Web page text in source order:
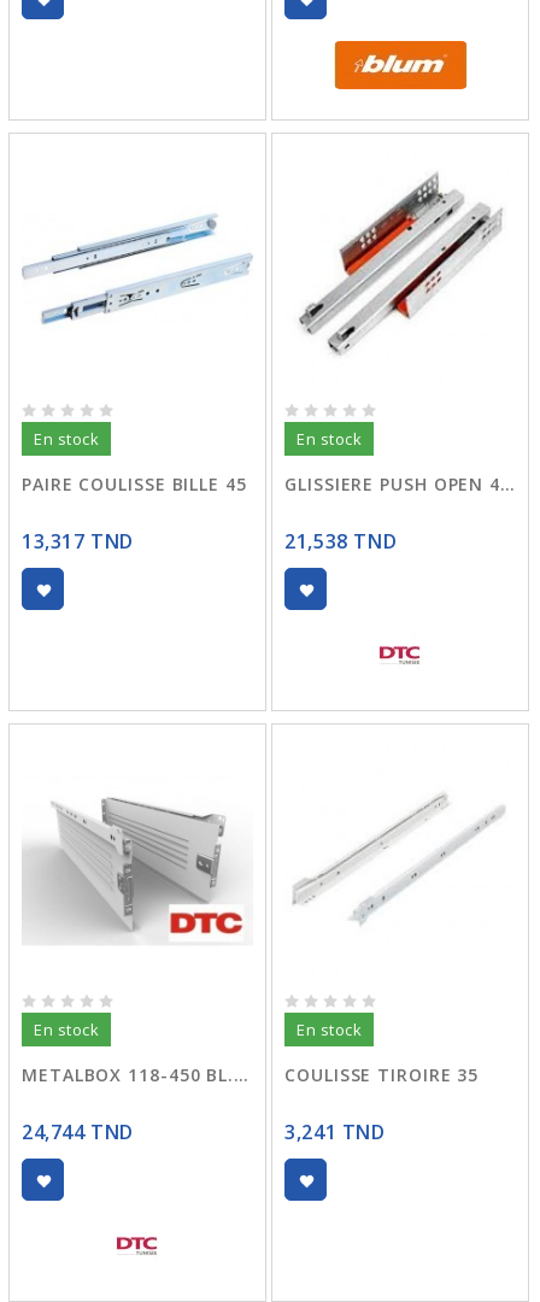
En stock
PAIRE COULISSE BILLE 45
13,317 TND
En stock
GLISSIERE PUSH OPEN 40 N33-G02
21,538 TND
En stock
METALBOX 118-450 BL. DTC F13
24,744 TND
En stock
COULISSE TIROIRE 35
3,241 TND